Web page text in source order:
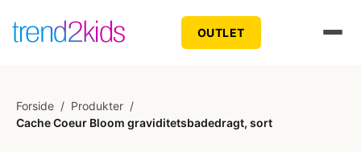
OUTLET
Forside / Produkter /
Cache Coeur Bloom graviditetsbadedragt, sort